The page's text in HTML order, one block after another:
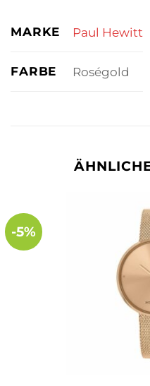
MARKE Paul Hewitt
FARBE Roségold
-5%